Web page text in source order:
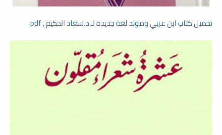
تحميل كتاب ابن عربي ومولد لغة جديدة لـ د.سعاد الحكيم , pdf